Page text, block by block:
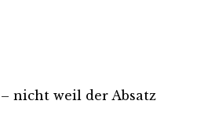
nicht weil der Absatz